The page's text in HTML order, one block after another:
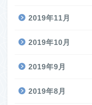
2019年11月
2019年10月
2019年9月
2019年8月